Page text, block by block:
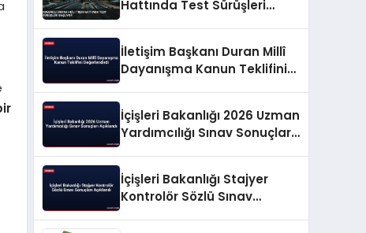
Hattında Test Sürüşleri
İletişim Başkanı Duran Millî
Dayanışma Kanun Teklifini
İçişleri Bakanlığı 2026 Uzman
Yardımcılığı Sınav Sonuçları
İçişleri Bakanlığı Stajyer
Kontrolör Sözlü Sınav